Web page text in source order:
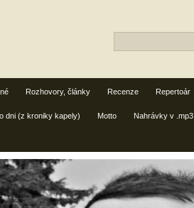
Rozhovory, články Recenze Repertoár
dni (z kroniky kapely) Motto Nahrávky v .mp3